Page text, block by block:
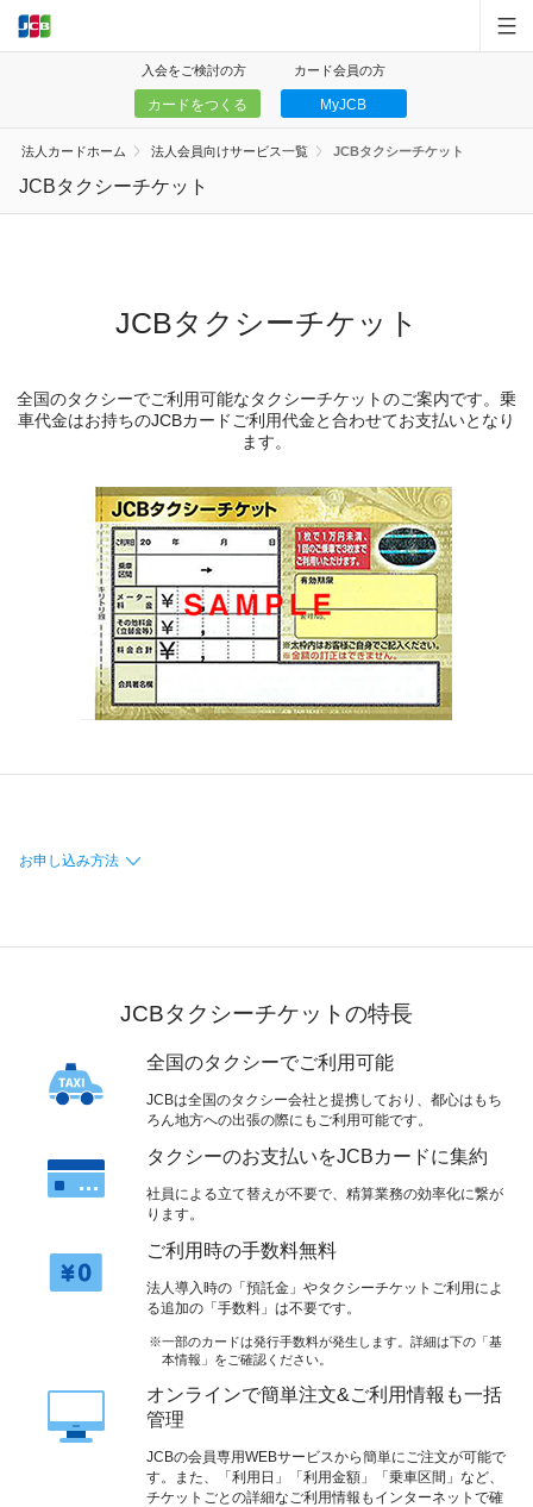
中小企業・個人事業主
大規模企業
サービス一覧
お客様サポート
個人のお客様
加盟店のお客様
JCBポータル
入会をご検討の方
カードをつくる
カード会員の方
MyJCB
法人カードホーム 法人会員向けサービス一覧 JCBタクシーチケット
JCBタクシーチケット
JCBタクシーチケット
全国のタクシーでご利用可能なタクシーチケットのご案内です。乗
車代金はお持ちのJCBカードご利用代金と合わせてお支払いとなり
ます。
お申し込み方法
JCBタクシーチケットの特長
全国のタクシーでご利用可能
JCBは全国のタクシー会社と提携しており、都心はもち
ろん地方への出張の際にもご利用可能です。
タクシーのお支払いをJCBカードに集約
社員による立て替えが不要で、精算業務の効率化に繋が
ります。
ご利用時の手数料無料
法人導入時の「預託金」やタクシーチケットご利用によ
る追加の「手数料」は不要です。
一部のカードは発行手数料が発生します。詳細は下の「基
本情報」をご確認ください。
オンラインで簡単注文&ご利用情報も一括
管理
JCBの会員専用WEBサービスから簡単にご注文が可能で
す。また、「利用日」「利用金額」「乗車区間」など、
チケットごとの詳細なご利用情報もインターネットで確